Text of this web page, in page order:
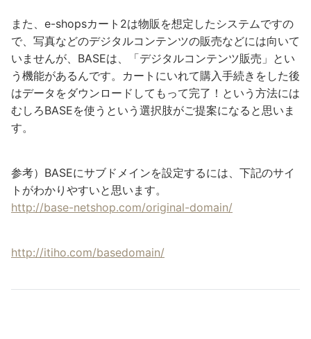
また、e-shopsカート2は物販を想定したシステムですの
で、写真などのデジタルコンテンツの販売などには向いて
いませんが、BASEは、「デジタルコンテンツ販売」とい
う機能があるんです。カートにいれて購入手続きをした後
はデータをダウンロードしてもって完了！という方法には
むしろBASEを使うという選択肢がご提案になると思いま
す。
参考）BASEにサブドメインを設定するには、下記のサイ
トがわかりやすいと思います。
http://base-netshop.com/original-domain/
http://itiho.com/basedomain/